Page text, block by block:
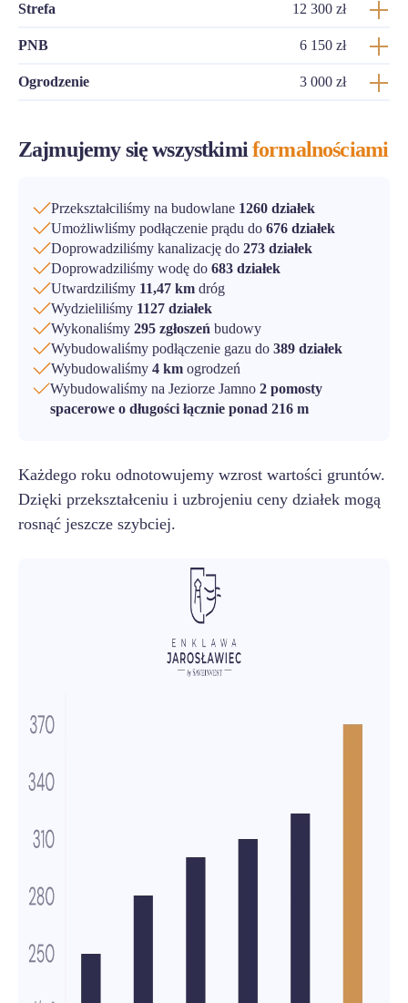
Strefa 12 300 zł
PNB 6 150 zł
Ogrodzenie 3 000 zł
Zajmujemy się wszystkimiformalnościami
Przekształciliśmy na budowlane 1260 działek
Umożliwliśmy podłączenie prądu do 676 działek
Doprowadziliśmy kanalizację do 273 działek
Doprowadziliśmy wodę do 683 działek
Utwardziliśmy 11,47 km dróg
Wydzieliliśmy 1127 działek
Wykonaliśmy 295 zgłoszeń budowy
Wybudowaliśmy podłączenie gazu do 389 działek
Wybudowaliśmy 4 km ogrodzeń
Wybudowaliśmy na Jeziorze Jamno 2 pomosty
spacerowe o długości łącznie ponad 216 m
Każdego roku odnotowujemy wzrost wartości gruntów.
Dzięki przekształceniu i uzbrojeniu ceny działek mogą
rosnąć jeszcze szybciej.